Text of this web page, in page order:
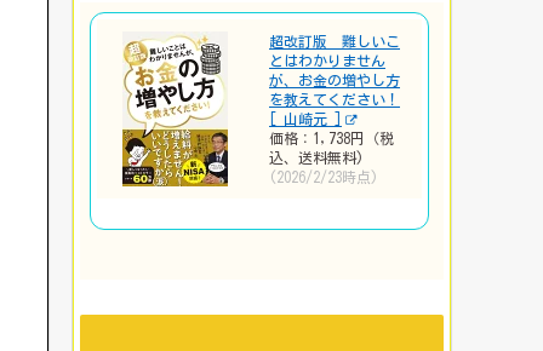
超改訂版 難しいこ
とはわかりません
が、お金の増やし方
を教えてください！
[ 山崎元 ]
価格：1,738円（税
込、送料無料)
(2026/2/23時点)